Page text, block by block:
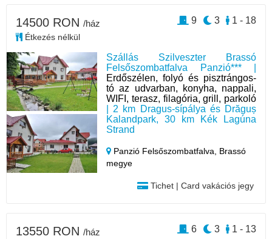
Szállás Szilveszter Brassó
Felsőszombatfalva Panzió*** |
Erdőszélen, folyó és pisztrángos-
tó az udvarban, konyha, nappali,
WIFI, terasz, filagória, grill, parkoló
| 2 km Dragus-sípálya és Drăguș
Kalandpark, 30 km Kék Lagúna
Strand
Panzió Felsőszombatfalva, Brassó
megye
Tichet | Card vakációs jegy
14500 RON /ház
Étkezés nélkül
1 - 18
3
9
13550 RON /ház 1 - 13
3
6